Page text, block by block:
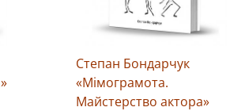
Степан Бондарчук
«Мімограмота.
Майстерство актора»